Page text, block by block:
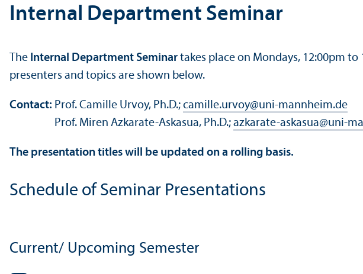
Internal Department Seminar
The Internal Department Seminar takes place on Mondays, 12:00pm to
presenters and topics are shown below.
Contact: Prof. Camille Urvoy, Ph.D.; camille.urvoy@uni-mannheim.de
Prof. Miren Azkarate-Askasua, Ph.D.; azkarate-askasua@uni-
The presentation titles will be updated on a rolling basis.
Schedule of Seminar Presentations
Current/ Upcoming Semester